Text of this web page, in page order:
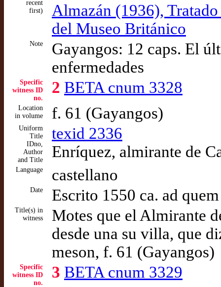
recent
first)
Almazán (1936),
del Museo Británico
Note
Gayangos: 12 caps. El
enfermedades
Specific
witness ID
no.
2 BETA cnum 3328
Location
in volume
f. 61 (Gayangos)
Uniform
Title
IDno,
Author
and Title
texid 2336
Enríquez, almirante de
Language castellano
Date Escrito 1550 ca. ad quem
Title(s) in
witness
Motes que el Almirante
desde una su villa, que
meson, f. 61 (Gayangos)
Specific
witness ID
no.
3 BETA cnum 3329